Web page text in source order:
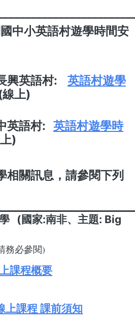
中小英語村遊學時間安
興英語村: 英語村遊學
線上)
英語村: 英語村遊學時
)
相關訊息，請參閱下列
(國家:南非、主題: Big
務必參閱)
課程概要
上課程 課前須知